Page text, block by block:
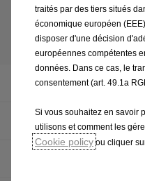
Blog
Philosophie
traités par des tiers situés
économique européen
disposer d'une décision
européennes compétentes
données. Dans ce cas, le
consentement (art. 49.1a
Si vous souhaitez en savoir
utilisons et comment les
Cookie policy ou cliquer